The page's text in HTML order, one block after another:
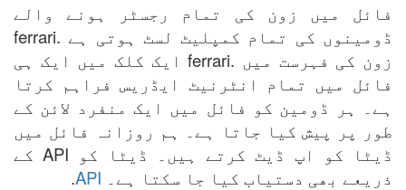
فائل میں زون کی تمام رجسٹر ہونے والے
ڈومینوں کی تمام کمپلیٹ لسٹ ہوتی ہے .ferrari
زون کی فہرست میں .ferrari ایک کلک میں ایک ہی
فائل میں تمام انٹرنیٹ ایڈریس فراہم کرتا
ہے۔ ہر ڈومین کو فائل میں ایک منفرد لائن کے
طور پر پیش کیا جاتا ہے۔ ہم روزانہ فائل میں
ڈیٹا کو اپ ڈیٹ کرتے ہیں۔ ڈیٹا کو API کے
ذریعے بھی دستیاب کیا جا سکتا ہے۔ API
.